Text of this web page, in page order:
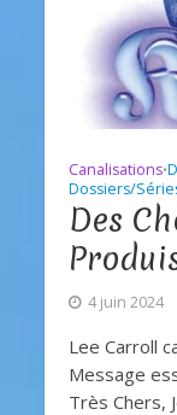
Canalisations•
Dossiers/
Des
4 juin 2024
Lee Carroll
Message
Très Chers,